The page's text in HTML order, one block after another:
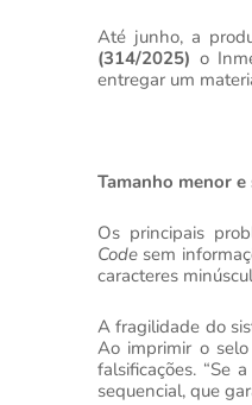
Até junho, a
(314/2025) o
entregar um
Tamanho menor
Os principais
Code sem
caracteres
A fragilidade do
Ao imprimir o
falsificações. “Se
sequencial, que